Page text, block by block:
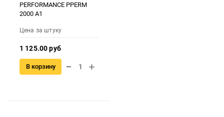
PERFORMANCE PPERM
2000 A1
Цена за штуку
1 125.00 руб
В корзину